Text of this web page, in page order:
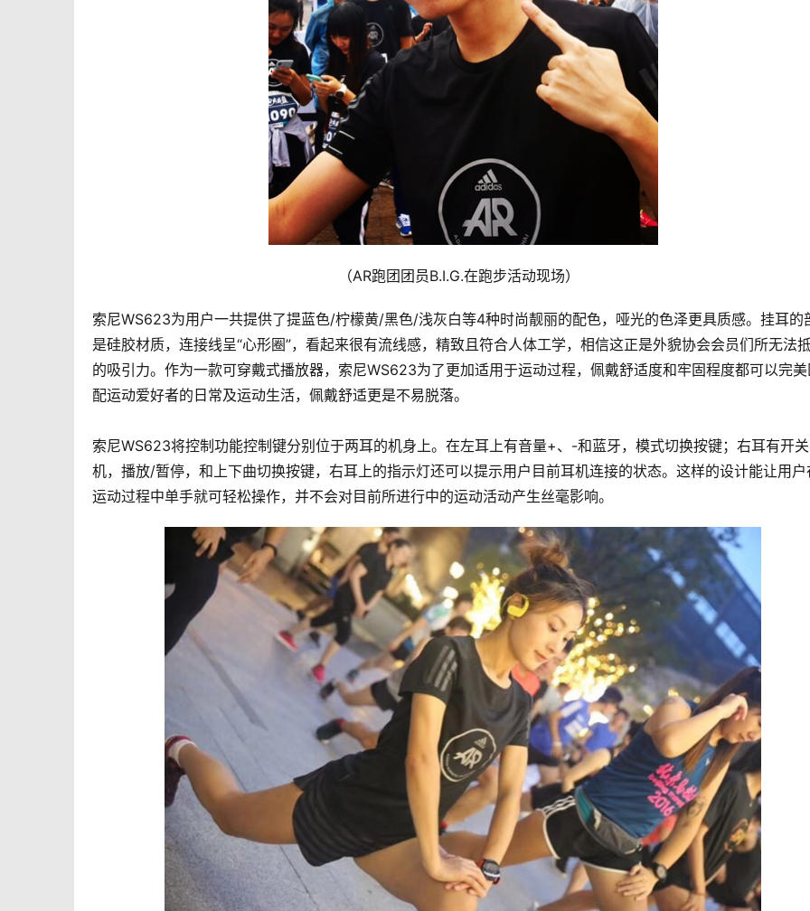
（AR跑团团员B.I.G.在跑步活动现场）
索尼WS623为用户一共提供了提蓝色/柠檬黄/黑色/浅灰白等4种时尚靓丽的配色，哑光的色泽更具质感。挂耳的
是硅胶材质，连接线呈“心形圈”，看起来很有流线感，精致且符合人体工学，相信这正是外貌协会会员们所无法
的吸引力。作为一款可穿戴式播放器，索尼WS623为了更加适用于运动过程，佩戴舒适度和牢固程度都可以完
配运动爱好者的日常及运动生活，佩戴舒适更是不易脱落。
索尼WS623将控制功能控制键分别位于两耳的机身上。在左耳上有音量+、-和蓝牙，模式切换按键；右耳有开关
机，播放/暂停，和上下曲切换按键，右耳上的指示灯还可以提示用户目前耳机连接的状态。这样的设计能让用户
运动过程中单手就可轻松操作，并不会对目前所进行中的运动活动产生丝毫影响。